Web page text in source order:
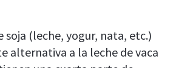
soja (leche, yogur, nata, etc.)
alternativa a la leche de vaca